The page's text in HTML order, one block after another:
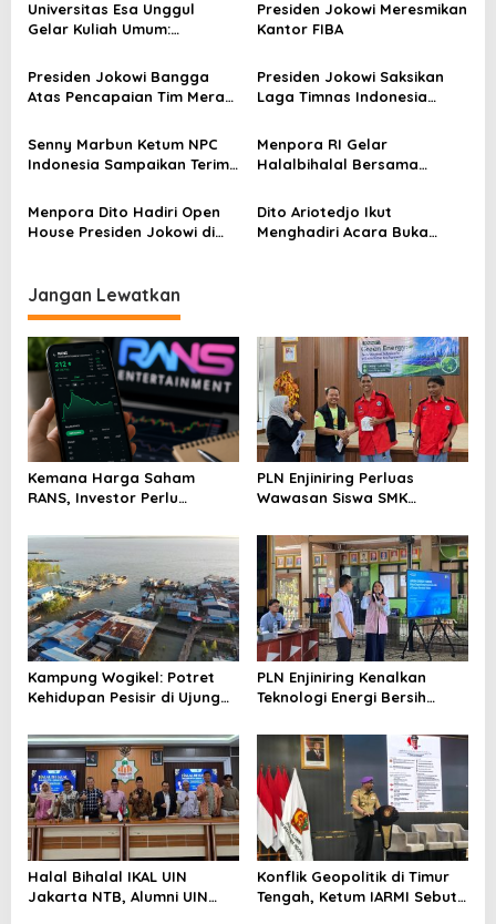
s
i
p
s
Universitas Esa Unggul
Gelar Kuliah Umum:
Berjiwa Pancasila di Era
Digital
Presiden Jokowi Meresmikan
Kantor FIBA
Presiden Jokowi Bangga
Atas Pencapaian Tim Merah
2024 Paris
Presiden Jokowi Saksikan
Laga Timnas Indonesia
Dampingi Menpora Dito
Senny Marbun Ketum NPC
Indonesia Sampaikan Terima
Atas Dukungan Penuhnya
Menpora RI Gelar
Halalbihalal Bersama
Menpora Dito Hadiri Open
House Presiden Jokowi di
Dito Ariotedjo Ikut
Menghadiri Acara Buka
Jangan Lewatkan
Kemana Harga Saham
RANS, Investor Perlu
Menghindari Spekulasi
Berlebihan
PLN Enjiniring Perluas
Wawasan Siswa SMK
Perubahan Iklim
Kampung Wogikel: Potret
Kehidupan Pesisir di Ujung
Bertahan di Tengah
Keterbatasan
PLN Enjiniring Kenalkan
Teknologi Energi Bersih
Halal Bihalal IKAL UIN
Jakarta NTB, Alumni UIN
Konflik Geopolitik di Timur
Tengah, Ketum IARMI Sebut